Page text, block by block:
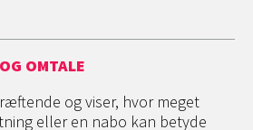
OMTALE
og viser, hvor meget
eller en nabo kan betyde